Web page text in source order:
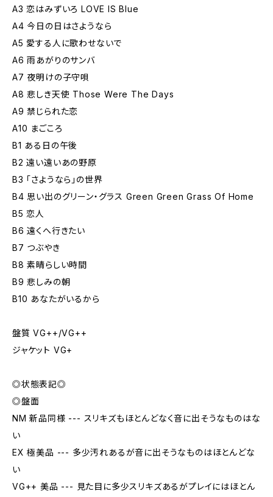
A3 恋はみずいろ LOVE IS Blue
A4 今日の日はさようなら
A5 愛する人に歌わせないで
A6 雨あがりのサンバ
A7 夜明けの子守唄
A8 悲しき天使 Those Were The Days
A9 禁じられた恋
A10 まごころ
B1 ある日の午後
B2 遠い遠いあの野原
B3 「さようなら」の世界
B4 思い出のグリーン・グラス Green Green Grass Of Home
B5 恋人
B6 遠くへ行きたい
B7 つぶやき
B8 素晴らしい時間
B9 悲しみの朝
B10 あなたがいるから
盤質 VG++/VG++
ジャケット VG+
◎状態表記◎
◎盤面
NM 新品同様 --- スリキズもほとんどなく音に出そうなものはな
い
EX 極美品 --- 多少汚れあるが音に出そうなものはほとんどな
い
VG++ 美品 --- 見た目に多少スリキズあるがプレイにはほとん